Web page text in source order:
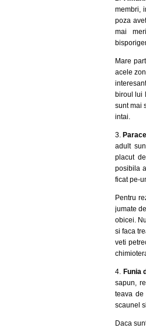
membri,
poza
mai
Mare
acele
biroul lui
sunt mai
intai.
3.
adult
placut
posibila
ficat pe-
Pentru
jumate
obicei.
si faca
veti
4. Funia
sapun,
teava de
scaunel
Daca